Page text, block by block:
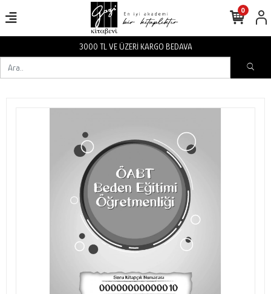
3000 TL VE ÜZERİ KARGO BEDAVA
0